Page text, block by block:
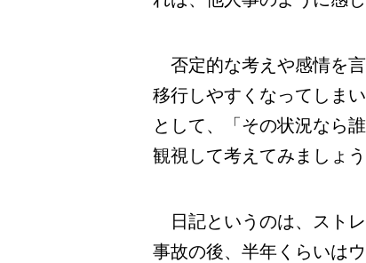
否定的な考えや感情を
移行しやすくなってしま
として、「その状況なら
観視して考えてみましょう
日記というのは、スト
事故の後、半年くらいは